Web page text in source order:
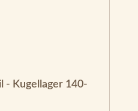
von 5 von 5 Sternen
- Kugellager 140-